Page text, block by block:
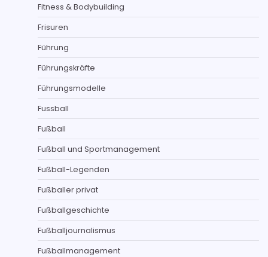
Fitness & Bodybuilding
Frisuren
Führung
Führungskräfte
Führungsmodelle
Fussball
Fußball
Fußball und Sportmanagement
Fußball-Legenden
Fußballer privat
Fußballgeschichte
Fußballjournalismus
Fußballmanagement